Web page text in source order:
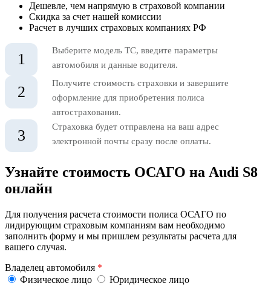
Дешевле, чем напрямую в страховой компании
Скидка за счет нашей комиссии
Расчет в лучших страховых компаниях РФ
1
Выберите модель ТС, введите параметры
автомобиля и данные водителя.
2
Получите стоимость страховки и завершите
оформление для приобретения полиса
автострахования.
3
Страховка будет отправлена на ваш адрес
электронной почты сразу после оплаты.
Узнайте стоимость ОСАГО на Audi S8
онлайн
Для получения расчета стоимости полиса ОСАГО по
лидирующим страховым компаниям вам необходимо
заполнить форму и мы пришлем результаты расчета для
вашего случая.
Владелец автомобиля *
Физическое лицо
Юридическое лицо